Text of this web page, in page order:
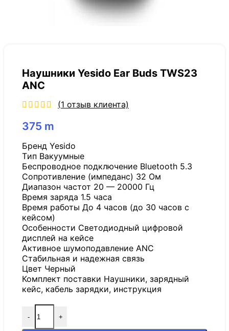
Наушники Yesido Ear Buds TWS23
ANC
(1 отзыв клиента)
375 m
Бренд Yesido
Tип Вакуумные
Беспроводное подключение Bluetooth 5.3
Сопротивление (импеданс) 32 Ом
Диапазон частот 20 — 20000 Гц
Время заряда 1.5 часа
Время работы До 4 часов (до 30 часов с
кейсом)
Особенности Светодиодный цифровой
дисплей на кейсе
Активное шумоподавление ANC
Стабильная и надежная связь
Цвет Черный
Комплект поставки Наушники, зарядный
кейс, кабель зарядки, инструкция
- +